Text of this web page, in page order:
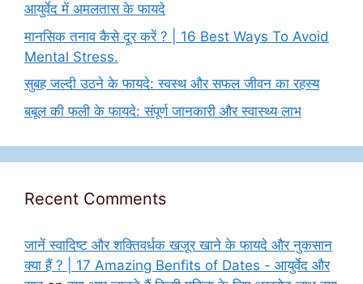
आयुर्वेद में अमलतास के फायदे
मानसिक तनाव कैसे दूर करें ? | 16 Best Ways To Avoid
Mental Stress.
सुबह जल्दी उठने के फायदे: स्वस्थ और सफल जीवन का रहस्य
बबूल की फली के फायदे: संपूर्ण जानकारी और स्वास्थ्य लाभ
Recent Comments
जानें स्वादिष्ट और शक्तिवर्धक खजूर खाने के फायदे और नुकसान
क्या हैं ? | 17 Amazing Benfits of Dates - आयुर्वेद और